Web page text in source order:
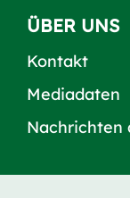
ÜBER UNS
Kontakt
Mediadaten
Nachrichten